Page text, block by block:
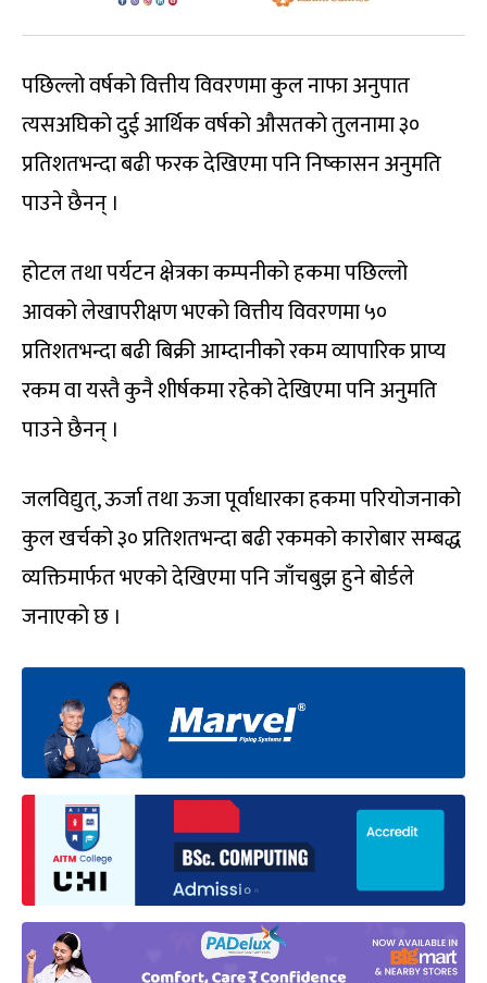
पछिल्लो वर्षको वित्तीय विवरणमा कुल नाफा अनुपात
त्यसअघिको दुई आर्थिक वर्षको औसतको तुलनामा ३०
प्रतिशतभन्दा बढी फरक देखिएमा पनि निष्कासन अनुमति
पाउने छैनन् ।
होटल तथा पर्यटन क्षेत्रका कम्पनीको हकमा पछिल्लो
आवको लेखापरीक्षण भएको वित्तीय विवरणमा ५०
प्रतिशतभन्दा बढी बिक्री आम्दानीको रकम व्यापारिक प्राप्य
रकम वा यस्तै कुनै शीर्षकमा रहेको देखिएमा पनि अनुमति
पाउने छैनन् ।
जलविद्युत्, ऊर्जा तथा ऊजा पूर्वाधारका हकमा परियोजनाको
कुल खर्चको ३० प्रतिशतभन्दा बढी रकमको कारोबार सम्बद्ध
व्यक्तिमार्फत भएको देखिएमा पनि जाँचबुझ हुने बोर्डले
जनाएको छ ।